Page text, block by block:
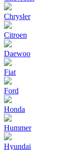
Chrysler
Citroen
Daewoo
Fiat
Ford
Honda
Hummer
Hyundai